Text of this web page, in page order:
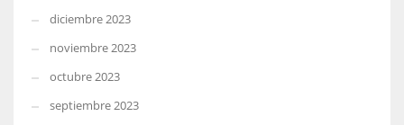
diciembre 2023
noviembre 2023
octubre 2023
septiembre 2023